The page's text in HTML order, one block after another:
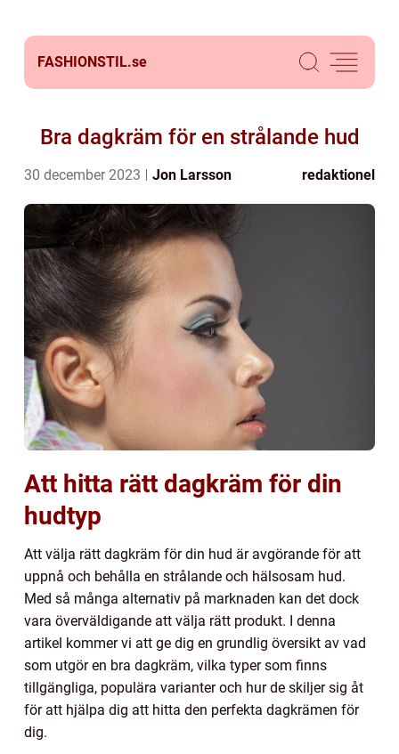
FASHIONSTIL.se
Bra dagkräm för en strålande hud
30 december 2023 Jon Larsson redaktionel
Att hitta rätt dagkräm för din
hudtyp
Att välja rätt dagkräm för din hud är avgörande för att
uppnå och behålla en strålande och hälsosam hud.
Med så många alternativ på marknaden kan det dock
vara överväldigande att välja rätt produkt. I denna
artikel kommer vi att ge dig en grundlig översikt av vad
som utgör en bra dagkräm, vilka typer som finns
tillgängliga, populära varianter och hur de skiljer sig åt
för att hjälpa dig att hitta den perfekta dagkrämen för
dig.